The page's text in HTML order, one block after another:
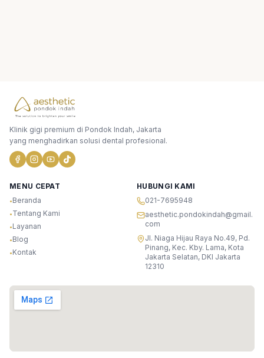
Klinik gigi premium di Pondok Indah, Jakarta
yang menghadirkan solusi dental profesional.
MENU CEPAT
•Beranda
•Tentang Kami
•Layanan
•Blog
•Kontak
HUBUNGI KAMI
021-7695948
aesthetic.pondokindah@gmail.
com
Jl. Niaga Hijau Raya No.49, Pd.
Pinang, Kec. Kby. Lama, Kota
Jakarta Selatan, DKI Jakarta
12310